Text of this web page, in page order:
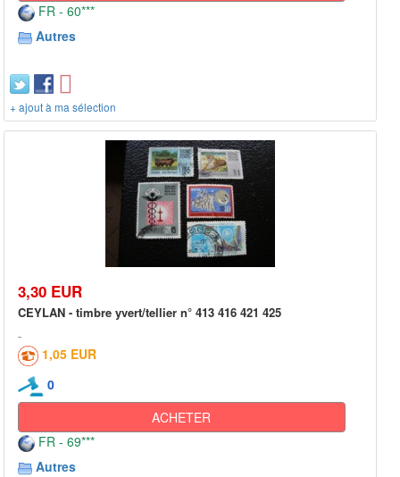
FR - 60***
Autres
+ ajout à ma sélection
3,30 EUR
CEYLAN - timbre yvert/tellier n° 413 416 421 425
1,05 EUR
0
ACHETER
FR - 69***
Autres